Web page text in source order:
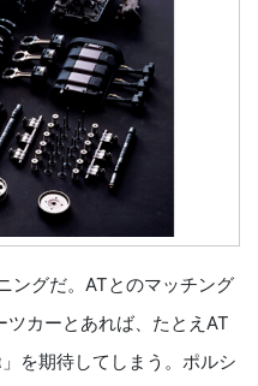
ングだ。ATとのマッチング
ツカーとあれば、たとえAT
を期待してしまう。ポルシ